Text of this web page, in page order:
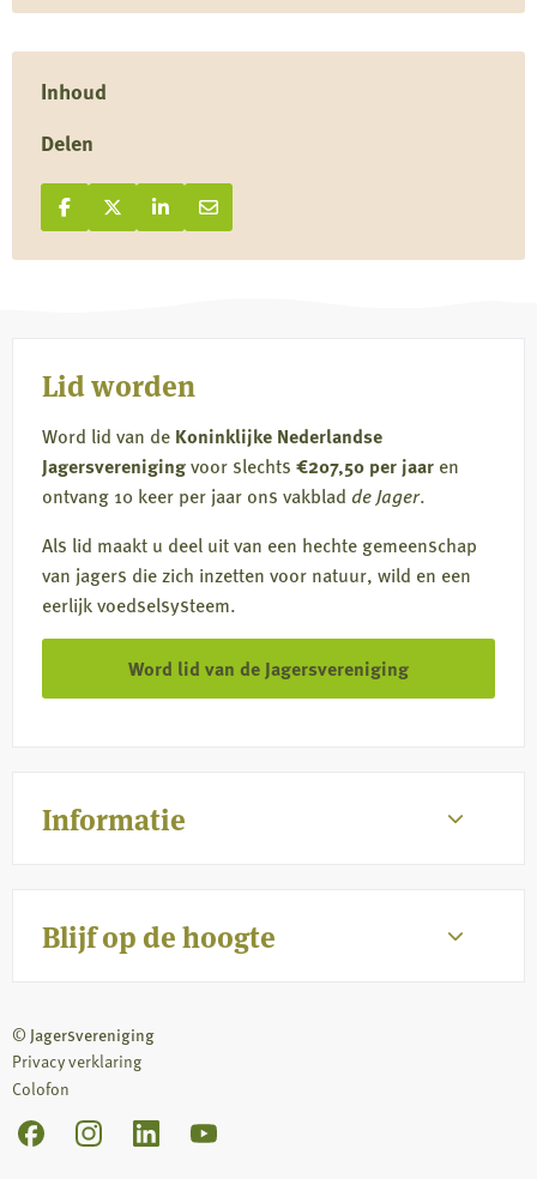
Inhoud
Delen
Deel op Facebook
Deel
op
Deel op X
Deel
op
Deel op LinkedIn
Deel
op
Deel via e-mail
Deel
via
Informatie
Lid worden
Word lid van de Koninklijke Nederlandse
Jagersverenigingvoor slechts €207,50 per jaar en
ontvang 10 keer per jaar ons vakblad de Jager.
Als lid maakt u deel uit van een hechte gemeenschap
van jagers die zich inzetten voor natuur, wild en een
eerlijk voedselsysteem.
Word lid van de Jagersvereniging
Blijf op de hoogte
© Jagersvereniging
Privacy verklaring
Colofon